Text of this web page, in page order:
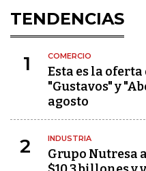
TENDENCIAS
1 COMERCIO
Esta es la
"Gustavos" y
agosto
2 INDUSTRIA
Grupo Nutresa